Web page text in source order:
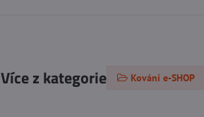
Více z kategorie Kování e-SHOP